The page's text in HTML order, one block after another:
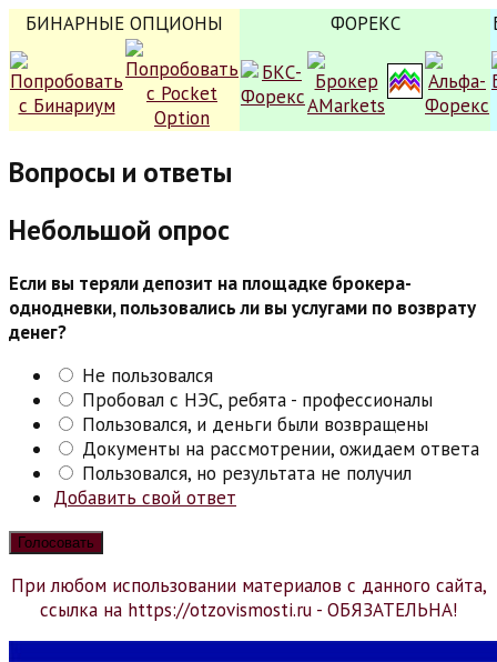
БИНАРНЫЕ ОПЦИОНЫ
ФОРЕКС
Вопросы и ответы
Небольшой опрос
Если вы теряли депозит на площадке брокера-
однодневки, пользовались ли вы услугами по возврату
денег?
Не пользовался
Пробовал с НЭС, ребята - профессионалы
Пользовался, и деньги были возвращены
Документы на рассмотрении, ожидаем ответа
Пользовался, но результата не получил
Добавить свой ответ
При любом использовании материалов с данного сайта,
ссылка на https://otzovismosti.ru - ОБЯЗАТЕЛЬНА!